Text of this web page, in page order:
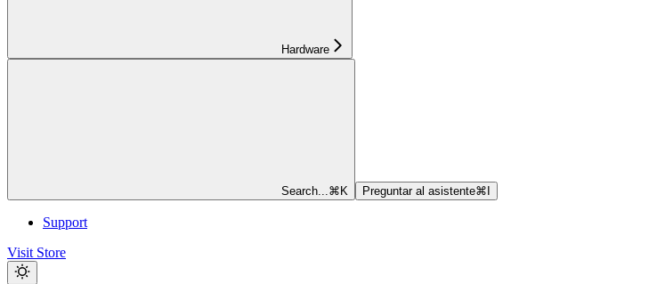
Hardware
Search...⌘ K Preguntar al asistente⌘
Support
Visit Store